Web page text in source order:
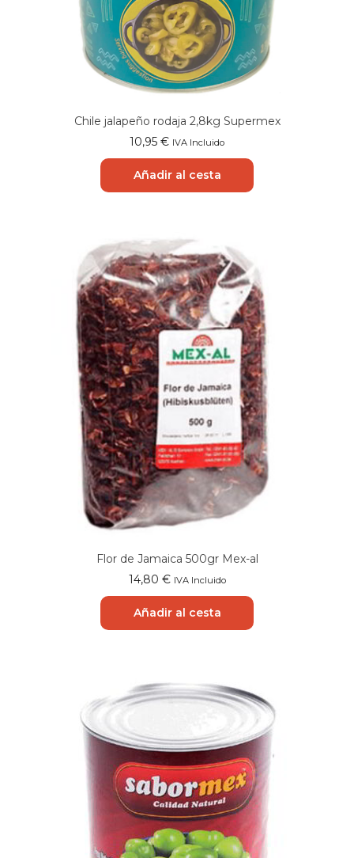
Chile jalapeño rodaja 2,8kg Supermex
10,95 € IVA Incluido
Añadir al cesta
Flor de Jamaica 500gr Mex-al
14,80 € IVA Incluido
Añadir al cesta